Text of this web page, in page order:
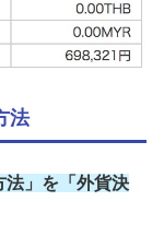
法
法」を「外貨決